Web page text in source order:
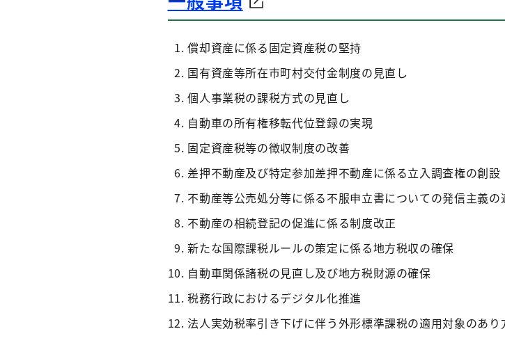
償却資産に係る固定資産税の堅持
国有資産等所在市町村交付金制度の見直し
個人事業税の課税方式の見直し
自動車の所有権移転代位登録の実現
固定資産税等の徴収制度の改善
差押不動産及び特定参加差押不動産に係る立入調査権の創設
不動産等公売処分等に係る不服申立書についての発信主義の
不動産の相続登記の促進に係る制度改正
新たな国際課税ルールの策定に係る地方税収の確保
自動車関係諸税の見直し及び地方税財源の確保
税務行政におけるデジタル化推進
法人実効税率引き下げに伴う外形標準課税の適用対象のあ